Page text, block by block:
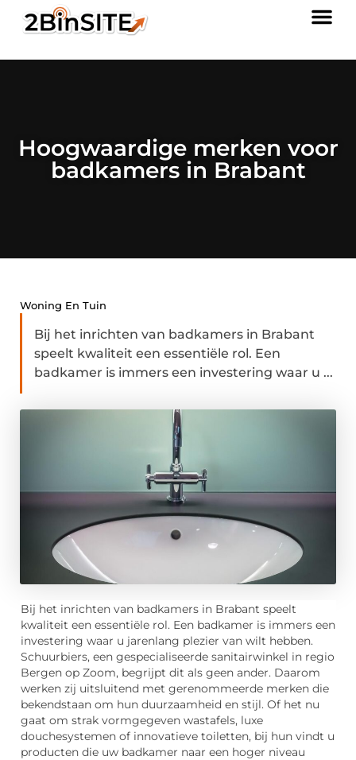
Hoogwaardige merken voor
badkamers in Brabant
Woning En Tuin
Bij het inrichten van badkamers in Brabant
speelt kwaliteit een essentiële rol. Een
badkamer is immers een investering waar u ...
Bij het inrichten van badkamers in Brabant speelt
kwaliteit een essentiële rol. Een badkamer is immers een
investering waar u jarenlang plezier van wilt hebben.
Schuurbiers, een gespecialiseerde sanitairwinkel in regio
Bergen op Zoom, begrijpt dit als geen ander. Daarom
werken zij uitsluitend met gerenommeerde merken die
bekendstaan om hun duurzaamheid en stijl. Of het nu
gaat om strak vormgegeven wastafels, luxe
douchesystemen of innovatieve toiletten, bij hun vindt u
producten die uw badkamer naar een hoger niveau